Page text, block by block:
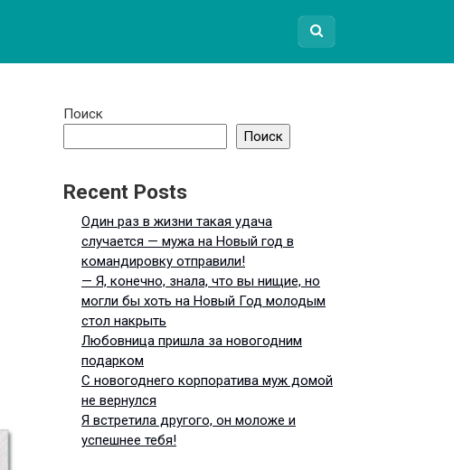
Поиск
Поиск
Recent Posts
Один раз в жизни такая удача
случается — мужа на Новый год в
командировку отправили!
— Я, конечно, знала, что вы нищие, но
могли бы хоть на Новый Год молодым
стол накрыть
Любовница пришла за новогодним
подарком
С новогоднего корпоратива муж домой
не вернулся
Я встретила другого, он моложе и
успешнее тебя!